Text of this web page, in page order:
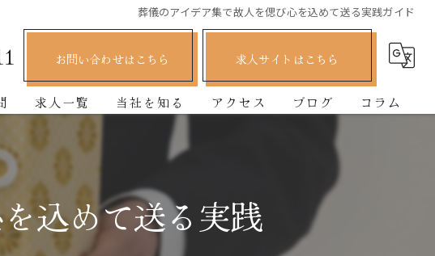
葬儀のアイデア集で故人を偲び心を込めて送る実践ガイド
お問い合わせはこちら 求人サイトはこちら
求人一覧 当社を知る
司会
ディレクター
アクセス ブログ コラム
込めて送る実践